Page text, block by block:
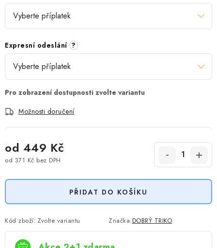
Expresní odeslání ?
Možnosti doručení
od 449 Kč
od 371 Kč bez DPH
PŘIDAT DO KOŠÍKU
Kód zboží: Zvolte variantu Značka:DOBRÝ TRIKO